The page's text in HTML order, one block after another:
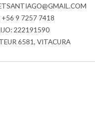
+56 9 7257 7418
222191590
6581, VITACURA